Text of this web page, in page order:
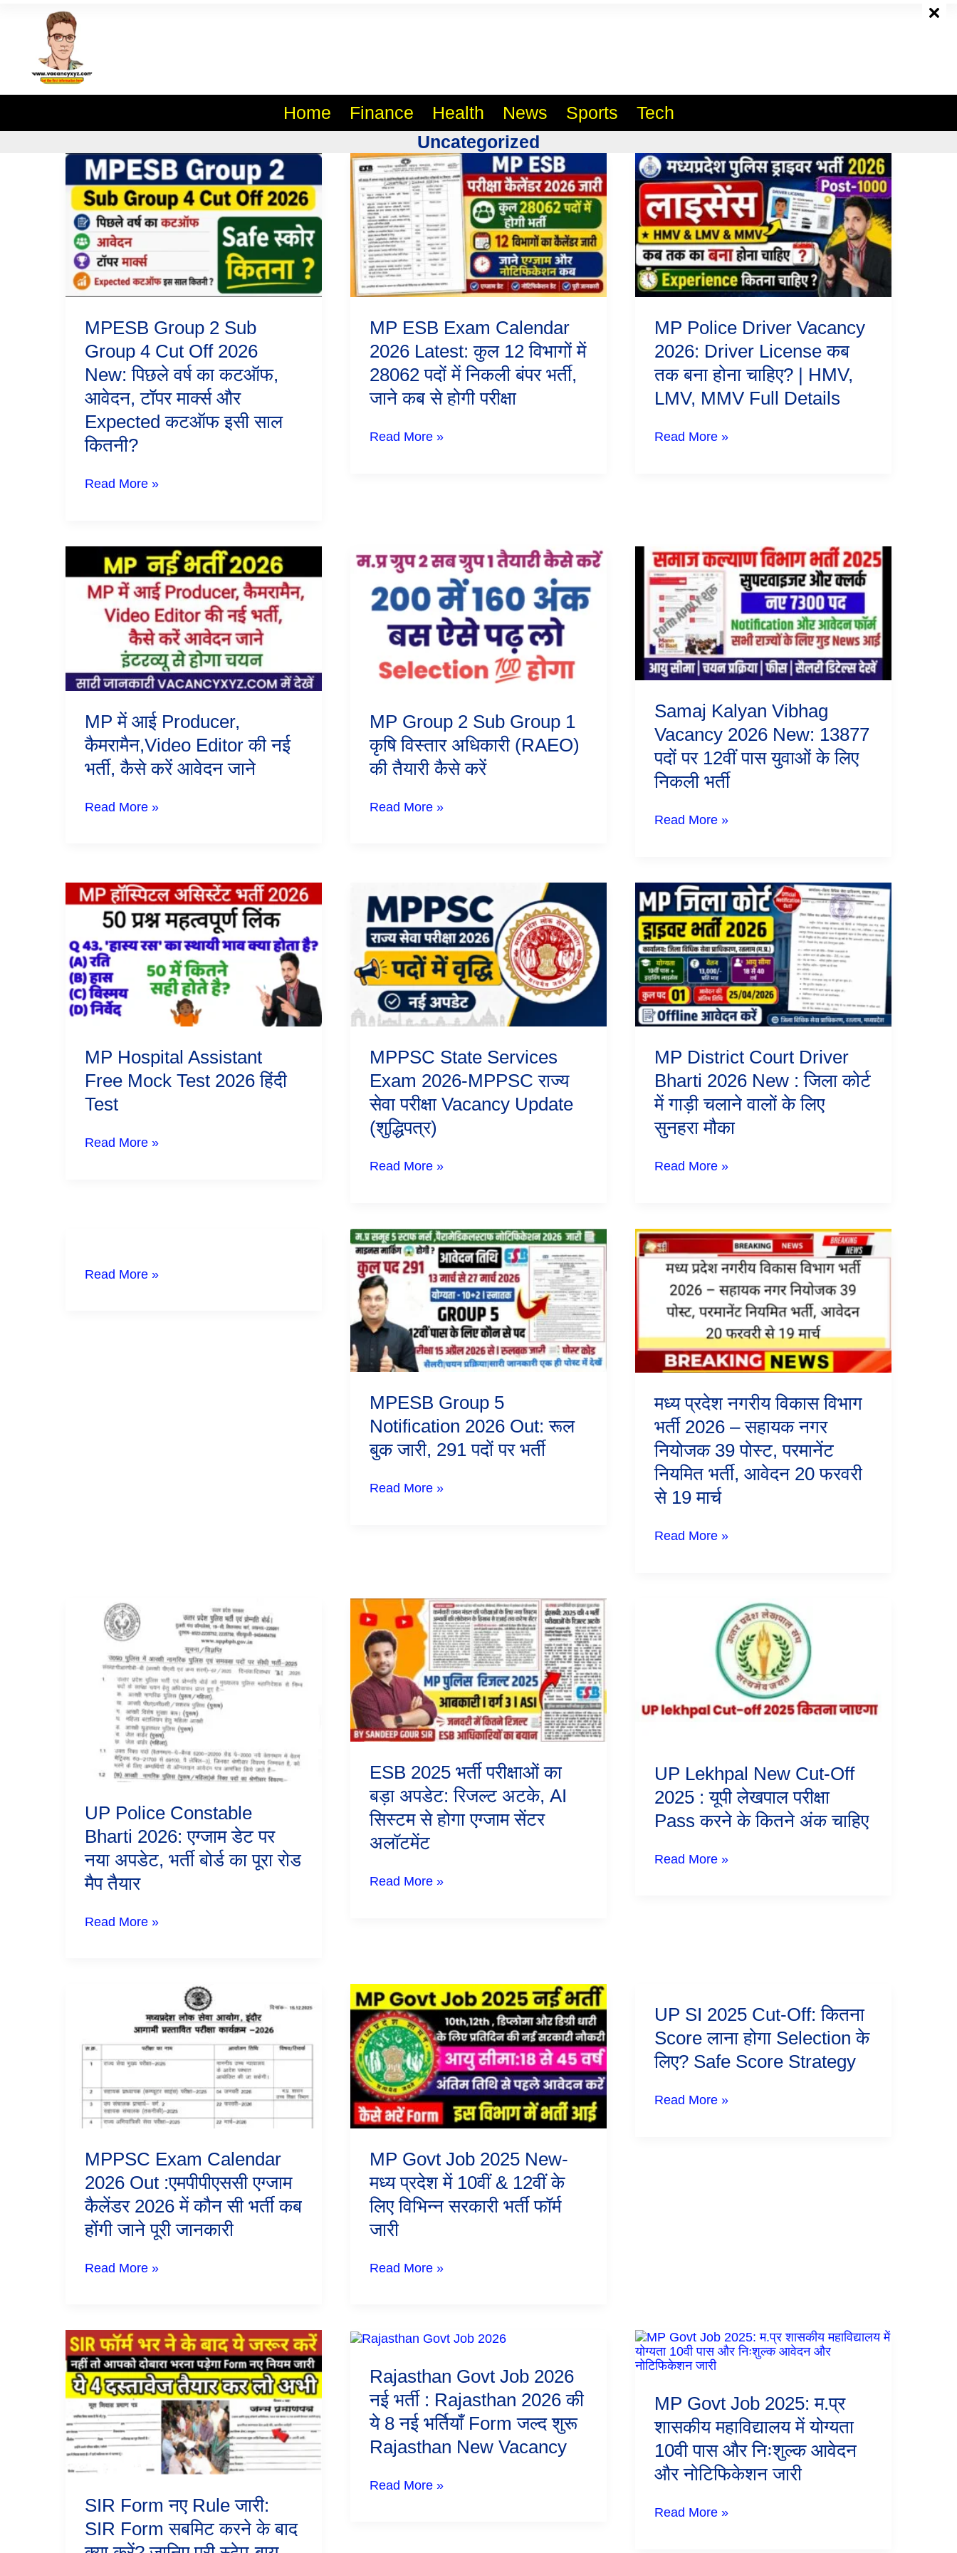
Home Finance Health News Sports
Tech
Uncategorized
MPESB Group 2 Sub
Group 4 Cut Off 2026
New: पिछले वर्ष का कटऑफ,
आवेदन, टॉपर मार्क्स और
Expected कटऑफ इसी साल
कितनी?
MPESB
Group
2
Sub
Group
4
Cut
Off
2026
New:
पिछले
का
कटऑफ,
आवेदन,
टॉपर
मार्क्स
और
Expected
कटऑफ
इसी
Read More »
MP ESB Exam Calendar
2026 Latest: कुल 12 विभागों में
28062 पदों में निकली बंपर भर्ती,
जाने कब से होगी परीक्षा
MP
ESB
Exam
Calendar
2026
Latest:
कुल
12
विभागों
में
28062
में
निकली
बंपर
भर्ती,
कब
होगी
परीक्षा
Read More »
MP Police Driver Vacancy
2026: Driver License कब
तक बना होना चाहिए? | HMV,
LMV, MMV Full Details
MP
Police
Driver
Vacancy
2026:
Driver
License
कब
तक
बना
होना
HMV,
LMV,
MMV
Details
Read More »
MP में आई Producer,
कैमरामैन,Video Editor की नई
भर्ती, कैसे करें आवेदन जाने
आई
Producer,
कैमरामैन,Video
Editor
कैसे
करें
जाने
Read More »
MP Group 2 Sub Group 1
कृषि विस्तार अधिकारी (RAEO)
की तैयारी कैसे करें
MP
Group
Sub
Group
अधिकारी
(RAEO)
कैसे
करें
Read More »
Samaj Kalyan Vibhag
Vacancy 2026 New: 13877
पदों पर 12वीं पास युवाओं के लिए
निकली भर्ती
Samaj
Kalyan
Vibhag
Vacancy
2026
New:
13877
पदों
पर
12वीं
युवाओं
लिए
निकली
भर्ती
Read More »
MP Hospital Assistant
Free Mock Test 2026 हिंदी
Test
MP
Hospital
Assistant
Free
Mock
Test
2026
हिंदी
Test
Read More »
MPPSC State Services
Exam 2026-MPPSC राज्य
सेवा परीक्षा Vacancy Update
(शुद्धिपत्र)
State
Services
Exam
2026-
MPPSC
राज्य
सेवा
परीक्षा
Vacancy
Update
Read More »
MP District Court Driver
Bharti 2026 New : जिला कोर्ट
में गाड़ी चलाने वालों के लिए
सुनहरा मौका
MP
District
Court
Driver
Bharti
2026
New
:
जिला
कोर्ट
में
चलाने
वालों
के
लिए
मौका
Read More »
Read More »
MPESB Group 5
Notification 2026 Out: रूल
बुक जारी, 291 पदों पर भर्ती
MPESB
Group
5
Notification
2026
Out:
रूल
बुक
जारी,
291
भर्ती
Read More »
मध्य प्रदेश नगरीय विकास विभाग
भर्ती 2026 – सहायक नगर
नियोजक 39 पोस्ट, परमानेंट
नियमित भर्ती, आवेदन 20 फरवरी
से 19 मार्च
मध्य
प्रदेश
नगरीय
विकास
विभाग
भर्ती
2026
–
सहायक
नगर
नियोजक
पोस्ट,
परमानेंट
नियमित
भर्ती,
आवेदन
20
फरवरी
से
मार्च
Read More »
UP Police Constable
Bharti 2026: एग्जाम डेट पर
नया अपडेट, भर्ती बोर्ड का पूरा रोड
मैप तैयार
Police
Constable
2026:
एग्जाम
अपडेट,
भर्ती
रोड
मैप
तैयार
Read More »
ESB 2025 भर्ती परीक्षाओं का
बड़ा अपडेट: रिजल्ट अटके, AI
सिस्टम से होगा एग्जाम सेंटर
अलॉटमेंट
ESB
2025
भर्ती
परीक्षाओं
का
बड़ा
अपडेट:
रिजल्ट
अटके,
AI
होगा
एग्जाम
सेंटर
अलॉटमेंट
Read More »
UP Lekhpal New Cut-Off
2025 : यूपी लेखपाल परीक्षा
Pass करने के कितने अंक चाहिए
यूपी
लेखपाल
के
कितने
अंक
चाहिए
Read More »
MPPSC Exam Calendar
2026 Out :एमपीपीएससी एग्जाम
कैलेंडर 2026 में कौन सी भर्ती कब
होंगी जाने पूरी जानकारी
Out
:एमपीपीएससी
कैलेंडर
2026
में
कौन
भर्ती
कब
होंगी
जाने
पूरी
जानकारी
Read More »
MP Govt Job 2025 New-
मध्य प्रदेश में 10वीं & 12वीं के
लिए विभिन्न सरकारी भर्ती फॉर्म
जारी
MP
Govt
Job
2025
New-
मध्य
प्रदेश
में
10वीं
&
12वीं
लिए
विभिन्न
सरकारी
भर्ती
जारी
Read More »
UP SI 2025 Cut-Off: कितना
Score लाना होगा Selection के
लिए? Safe Score Strategy
UP
SI
2025
Cut-
Off:
Score
Read More »
SIR Form नए Rule जारी:
SIR Form सबमिट करने के बाद
SIR
Form
नए
Rule
जारी:
SIR
Form
सबमिट
करने
करें?
जानिए
पूरी
Rajasthan Govt Job 2026
नई भर्ती : Rajasthan 2026 की
ये 8 नई भर्तियाँ Form जल्द शुरू
Rajasthan New Vacancy
Rajasthan
2026
नई
भर्ती
:
Rajasthan
2026
ये
8
Read More »
MP Govt Job 2025: म.प्र
शासकीय महाविद्यालय में योग्यता
10वी पास और निःशुल्क आवेदन
और नोटिफिकेशन जारी
MP
Govt
Job
म.प्र
शासकीय
महाविद्यालय
में
योग्यता
10वी
पास
निःशुल्क
Read More »